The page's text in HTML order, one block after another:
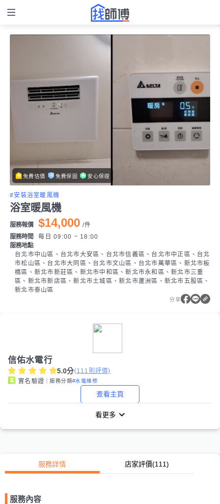
免費估價 免費保固 安心保證
#安裝浴室暖風機
浴室暖風機
服務報價 $14,000 /件
服務時間
每日 09:00 ~ 18:00
服務地點
台北市中山區、台北市大安區、台北市信義區、台北市中正區、台北
市松山區、台北市大同區、台北市文山區、台北市萬華區、新北市板
橋區、新北市新莊區、新北市中和區、新北市永和區、新北市三重
區、新北市新店區、新北市土城區、新北市蘆洲區、新北市五股區、
新北市泰山區
分享
信佑水電行
5.0分(111 則評價)
實名驗證 ｜服務分類#水電維修
查看主頁
看更多
服務詳情 店家評價(111)
服務內容